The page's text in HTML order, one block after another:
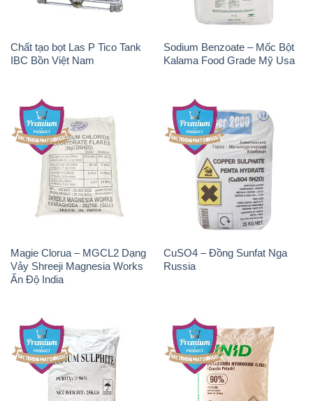
Chất tạo bọt Las P Tico Tank
IBC Bồn Việt Nam
Sodium Benzoate – Mốc Bột
Kalama Food Grade Mỹ Usa
Magie Clorua – MGCL2 Dạng
Vảy Shreeji Magnesia Works
Ấn Độ India
CuSO4 – Đồng Sunfat Nga
Russia